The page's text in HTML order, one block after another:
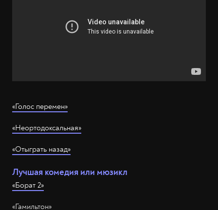
«Голос перемен»
«Неортодоксальная»
«Отыграть назад»
Лучшая комедия или мюзикл
«Борат 2»
«Гамильтон»